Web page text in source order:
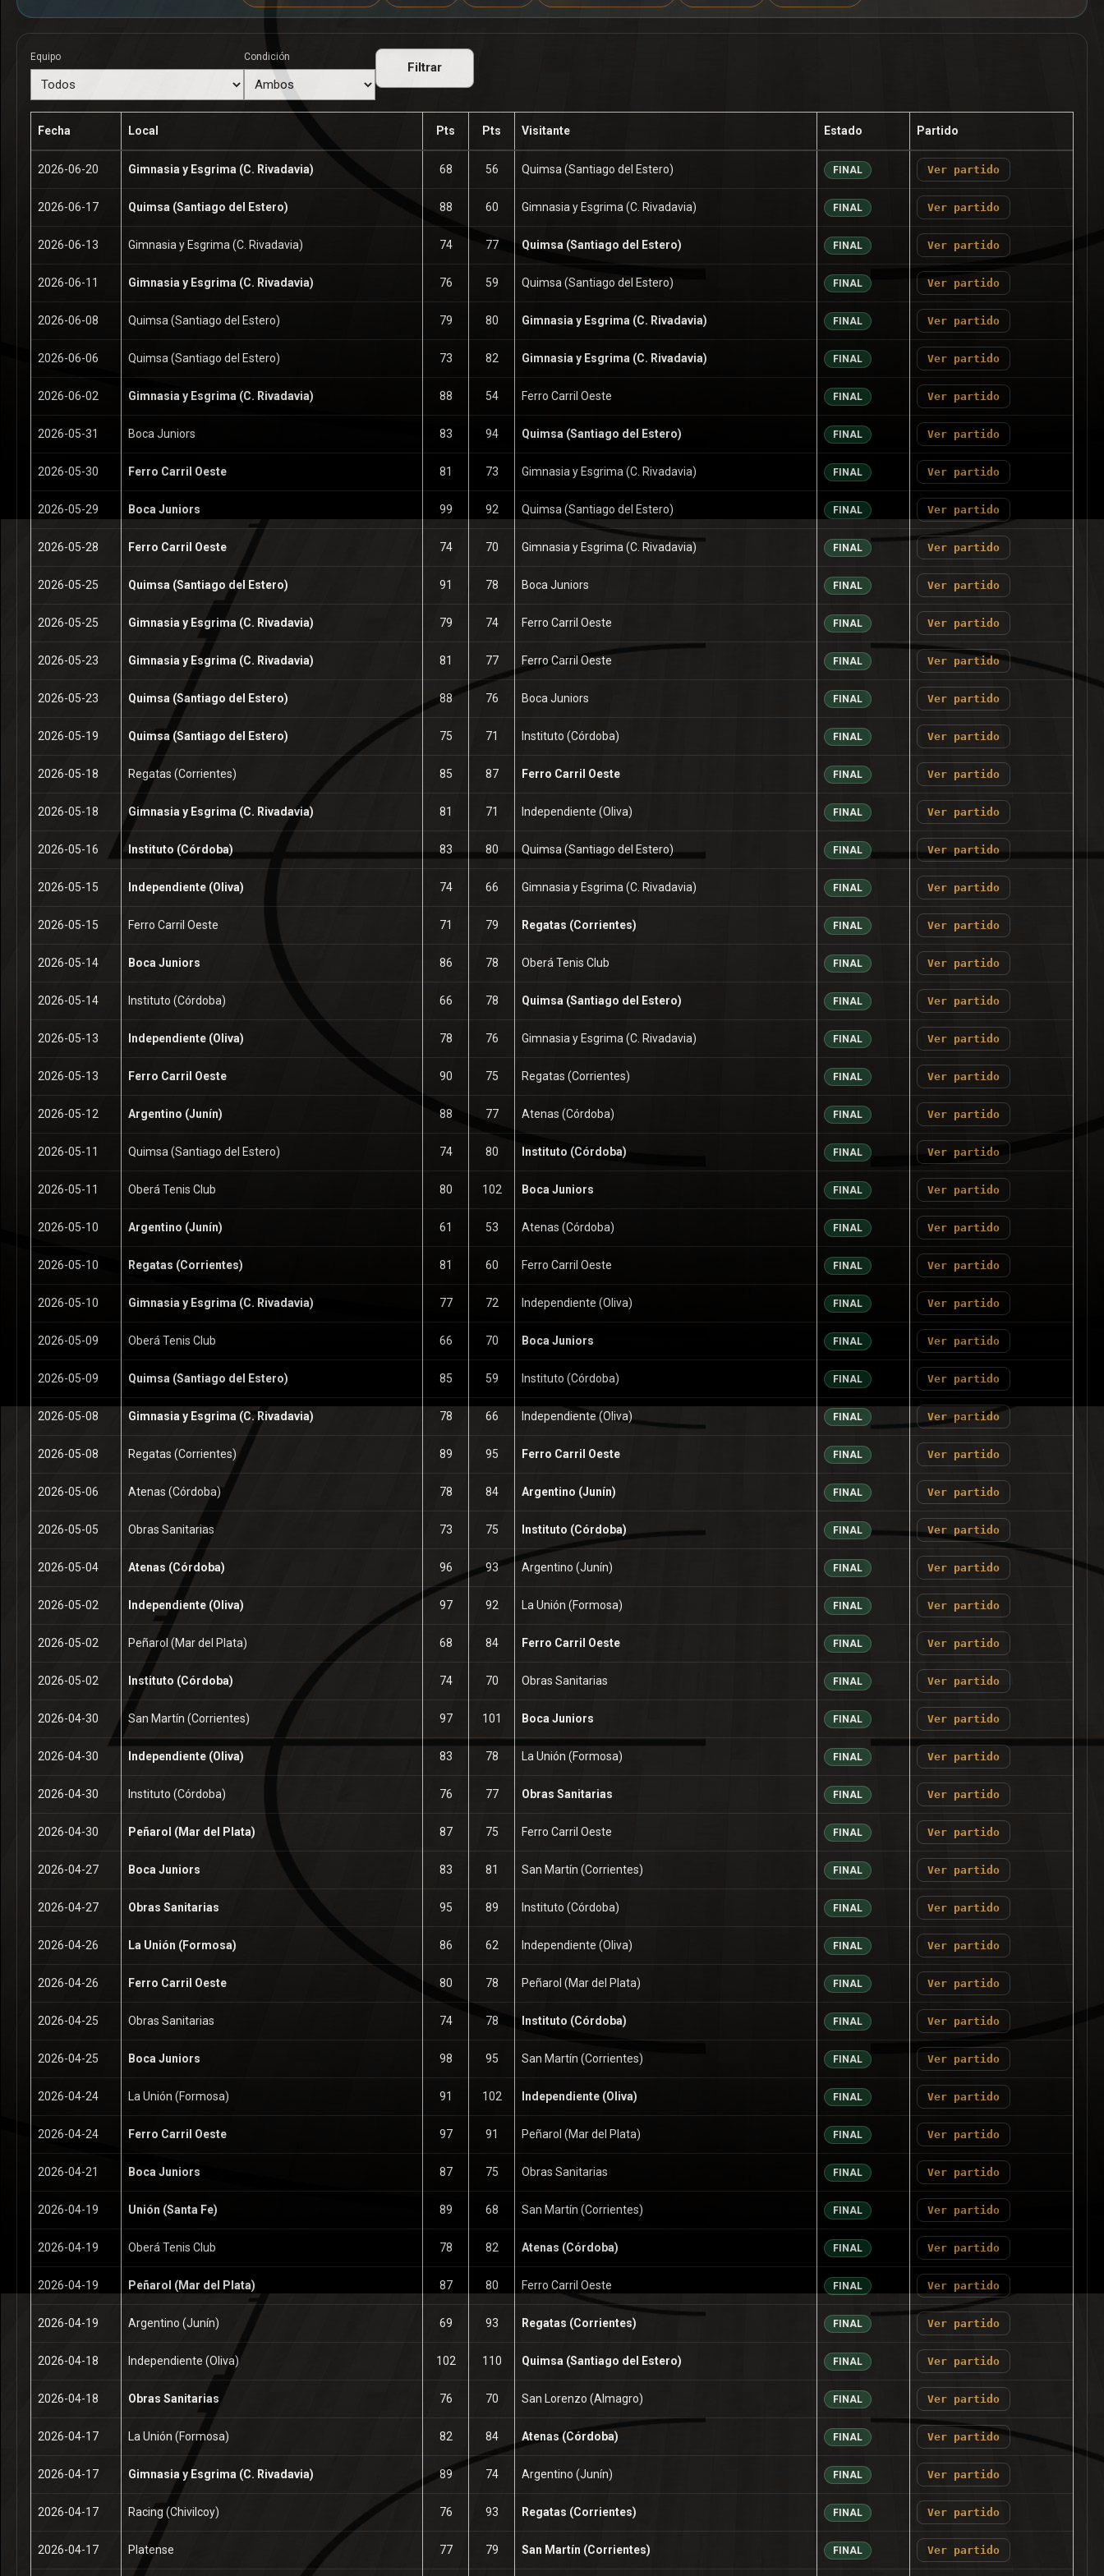
Equipo Condición
Filtrar
Fecha Local Pts Pts Visitante Estado Partido
2026-06-20 Gimnasia y Esgrima (C. Rivadavia) 68 56 Quimsa (Santiago del Estero) FINAL Ver partido
2026-06-17 Quimsa (Santiago del Estero) 88 60 Gimnasia y Esgrima (C. Rivadavia) FINAL Ver partido
2026-06-13 Gimnasia y Esgrima (C. Rivadavia) 74 77 Quimsa (Santiago del Estero) FINAL Ver partido
2026-06-11 Gimnasia y Esgrima (C. Rivadavia) 76 59 Quimsa (Santiago del Estero) FINAL Ver partido
2026-06-08 Quimsa (Santiago del Estero) 79 80 Gimnasia y Esgrima (C. Rivadavia) FINAL Ver partido
2026-06-06 Quimsa (Santiago del Estero) 73 82 Gimnasia y Esgrima (C. Rivadavia) FINAL Ver partido
2026-06-02 Gimnasia y Esgrima (C. Rivadavia) 88 54 Ferro Carril Oeste FINAL Ver partido
2026-05-31 Boca Juniors 83 94 Quimsa (Santiago del Estero) FINAL Ver partido
2026-05-30 Ferro Carril Oeste 81 73 Gimnasia y Esgrima (C. Rivadavia) FINAL Ver partido
2026-05-29 Boca Juniors 99 92 Quimsa (Santiago del Estero) FINAL Ver partido
2026-05-28 Ferro Carril Oeste 74 70 Gimnasia y Esgrima (C. Rivadavia) FINAL Ver partido
2026-05-25 Quimsa (Santiago del Estero) 91 78 Boca Juniors FINAL Ver partido
2026-05-25 Gimnasia y Esgrima (C. Rivadavia) 79 74 Ferro Carril Oeste FINAL Ver partido
2026-05-23 Gimnasia y Esgrima (C. Rivadavia) 81 77 Ferro Carril Oeste FINAL Ver partido
2026-05-23 Quimsa (Santiago del Estero) 88 76 Boca Juniors FINAL Ver partido
2026-05-19 Quimsa (Santiago del Estero) 75 71 Instituto (Córdoba) FINAL Ver partido
2026-05-18 Regatas (Corrientes) 85 87 Ferro Carril Oeste FINAL Ver partido
2026-05-18 Gimnasia y Esgrima (C. Rivadavia) 81 71 Independiente (Oliva) FINAL Ver partido
2026-05-16 Instituto (Córdoba) 83 80 Quimsa (Santiago del Estero) FINAL Ver partido
2026-05-15 Independiente (Oliva) 74 66 Gimnasia y Esgrima (C. Rivadavia) FINAL Ver partido
2026-05-15 Ferro Carril Oeste 71 79 Regatas (Corrientes) FINAL Ver partido
2026-05-14 Boca Juniors 86 78 Oberá Tenis Club FINAL Ver partido
2026-05-14 Instituto (Córdoba) 66 78 Quimsa (Santiago del Estero) FINAL Ver partido
2026-05-13 Independiente (Oliva) 78 76 Gimnasia y Esgrima (C. Rivadavia) FINAL Ver partido
2026-05-13 Ferro Carril Oeste 90 75 Regatas (Corrientes) FINAL Ver partido
2026-05-12 Argentino (Junín) 88 77 Atenas (Córdoba) FINAL Ver partido
2026-05-11 Quimsa (Santiago del Estero) 74 80 Instituto (Córdoba) FINAL Ver partido
2026-05-11 Oberá Tenis Club 80 102 Boca Juniors FINAL Ver partido
2026-05-10 Argentino (Junín) 61 53 Atenas (Córdoba) FINAL Ver partido
2026-05-10 Regatas (Corrientes) 81 60 Ferro Carril Oeste FINAL Ver partido
2026-05-10 Gimnasia y Esgrima (C. Rivadavia) 77 72 Independiente (Oliva) FINAL Ver partido
2026-05-09 Oberá Tenis Club 66 70 Boca Juniors FINAL Ver partido
2026-05-09 Quimsa (Santiago del Estero) 85 59 Instituto (Córdoba) FINAL Ver partido
2026-05-08 Gimnasia y Esgrima (C. Rivadavia) 78 66 Independiente (Oliva) FINAL Ver partido
2026-05-08 Regatas (Corrientes) 89 95 Ferro Carril Oeste FINAL Ver partido
2026-05-06 Atenas (Córdoba) 78 84 Argentino (Junín) FINAL Ver partido
2026-05-05 Obras Sanitarias 73 75 Instituto (Córdoba) FINAL Ver partido
2026-05-04 Atenas (Córdoba) 96 93 Argentino (Junín) FINAL Ver partido
2026-05-02 Independiente (Oliva) 97 92 La Unión (Formosa) FINAL Ver partido
2026-05-02 Peñarol (Mar del Plata) 68 84 Ferro Carril Oeste FINAL Ver partido
2026-05-02 Instituto (Córdoba) 74 70 Obras Sanitarias FINAL Ver partido
2026-04-30 San Martín (Corrientes) 97 101 Boca Juniors FINAL Ver partido
2026-04-30 Independiente (Oliva) 83 78 La Unión (Formosa) FINAL Ver partido
2026-04-30 Instituto (Córdoba) 76 77 Obras Sanitarias FINAL Ver partido
2026-04-30 Peñarol (Mar del Plata) 87 75 Ferro Carril Oeste FINAL Ver partido
2026-04-27 Boca Juniors 83 81 San Martín (Corrientes) FINAL Ver partido
2026-04-27 Obras Sanitarias 95 89 Instituto (Córdoba) FINAL Ver partido
2026-04-26 La Unión (Formosa) 86 62 Independiente (Oliva) FINAL Ver partido
2026-04-26 Ferro Carril Oeste 80 78 Peñarol (Mar del Plata) FINAL Ver partido
2026-04-25 Obras Sanitarias 74 78 Instituto (Córdoba) FINAL Ver partido
2026-04-25 Boca Juniors 98 95 San Martín (Corrientes) FINAL Ver partido
2026-04-24 La Unión (Formosa) 91 102 Independiente (Oliva) FINAL Ver partido
2026-04-24 Ferro Carril Oeste 97 91 Peñarol (Mar del Plata) FINAL Ver partido
2026-04-21 Boca Juniors 87 75 Obras Sanitarias FINAL Ver partido
2026-04-19 Unión (Santa Fe) 89 68 San Martín (Corrientes) FINAL Ver partido
2026-04-19 Oberá Tenis Club 78 82 Atenas (Córdoba) FINAL Ver partido
2026-04-19 Peñarol (Mar del Plata) 87 80 Ferro Carril Oeste FINAL Ver partido
2026-04-19 Argentino (Junín) 69 93 Regatas (Corrientes) FINAL Ver partido
2026-04-18 Independiente (Oliva) 102 110 Quimsa (Santiago del Estero) FINAL Ver partido
2026-04-18 Obras Sanitarias 76 70 San Lorenzo (Almagro) FINAL Ver partido
2026-04-17 La Unión (Formosa) 82 84 Atenas (Córdoba) FINAL Ver partido
2026-04-17 Gimnasia y Esgrima (C. Rivadavia) 89 74 Argentino (Junín) FINAL Ver partido
2026-04-17 Racing (Chivilcoy) 76 93 Regatas (Corrientes) FINAL Ver partido
2026-04-17 Platense 77 79 San Martín (Corrientes) FINAL Ver partido